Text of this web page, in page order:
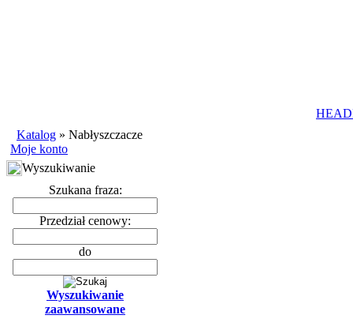
Katalog » Nabłyszczacze
Moje konto
Wyszukiwanie
Szukana fraza:
Przedział cenowy:
do
Wyszukiwanie
zaawansowane